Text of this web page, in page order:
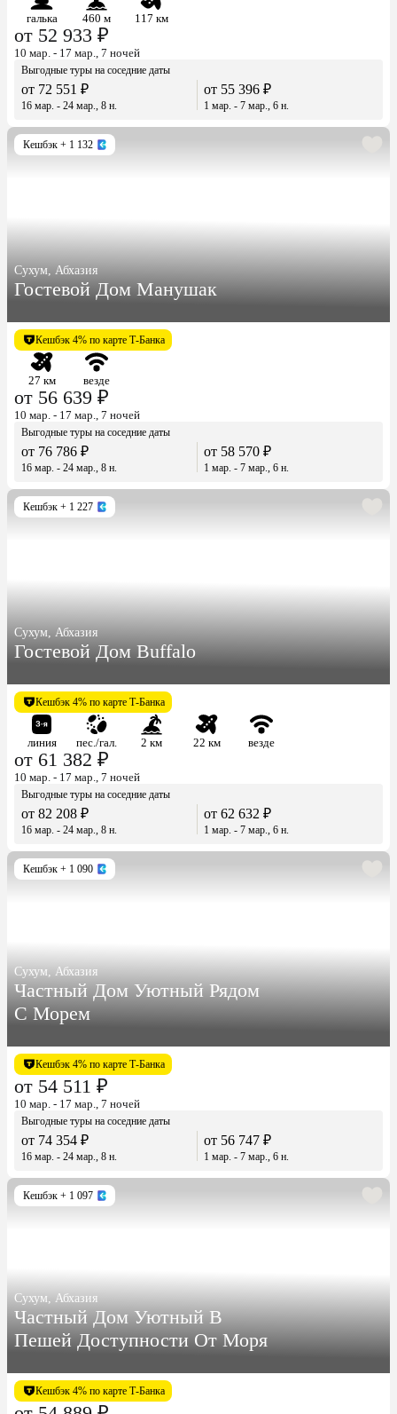
галька 460 м 117 км
от 52 933 ₽
10 мар. - 17 мар., 7 ночей
Выгодные туры на соседние даты
от 72 551 ₽
16 мар. - 24 мар., 8 н.
от 55 396 ₽
1 мар. - 7 мар., 6 н.
Кешбэк + 1 132
Сухум, Абхазия
Гостевой Дом Манушак
Кешбэк 4% по карте Т-Банка
27 км везде
от 56 639 ₽
10 мар. - 17 мар., 7 ночей
Выгодные туры на соседние даты
от 76 786 ₽
16 мар. - 24 мар., 8 н.
от 58 570 ₽
1 мар. - 7 мар., 6 н.
Кешбэк + 1 227
Сухум, Абхазия
Гостевой Дом Buffalo
Кешбэк 4% по карте Т-Банка
линия пес./гал. 2 км 22 км везде
от 61 382 ₽
10 мар. - 17 мар., 7 ночей
Выгодные туры на соседние даты
от 82 208 ₽
16 мар. - 24 мар., 8 н.
от 62 632 ₽
1 мар. - 7 мар., 6 н.
Кешбэк + 1 090
Сухум, Абхазия
Частный Дом Уютный Рядом
С Морем
Кешбэк 4% по карте Т-Банка
от 54 511 ₽
10 мар. - 17 мар., 7 ночей
Выгодные туры на соседние даты
от 74 354 ₽
16 мар. - 24 мар., 8 н.
от 56 747 ₽
1 мар. - 7 мар., 6 н.
Кешбэк + 1 097
Сухум, Абхазия
Частный Дом Уютный В
Пешей Доступности От Моря
Кешбэк 4% по карте Т-Банка